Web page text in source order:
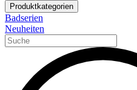
Produktkategorien
Badserien
Neuheiten